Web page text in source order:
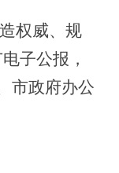
权威、规
子公报，
市政府办公